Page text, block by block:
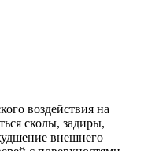
воздействия на
сколы, задиры,
внешнего